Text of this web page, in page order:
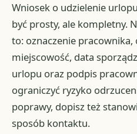
Wniosek o udzielenie
być prosty, ale kompletny.
to: oznaczenie pracownika,
miejscowość, data
urlopu oraz podpis
ograniczyć ryzyko
poprawy, dopisz też
sposób kontaktu.